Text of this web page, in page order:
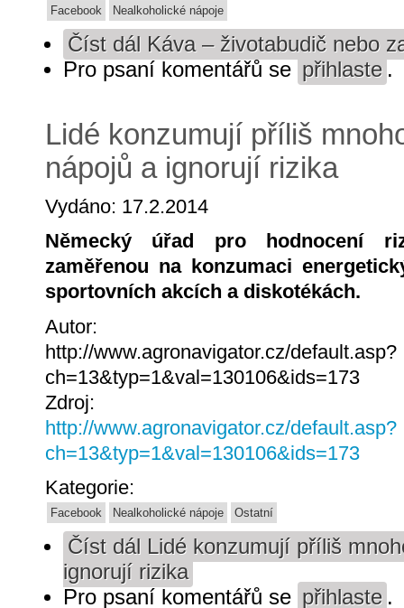
Facebook Nealkoholické nápoje
Číst dál Káva – životabudič nebo
Pro psaní komentářů se přihlaste .
Lidé konzumují příliš
nápojů a ignorují rizika
Vydáno: 17.2.2014
Německý úřad pro hodnocení
zaměřenou na konzumaci
sportovních akcích a diskotékách.
Autor:
http://www.agronavigator.cz/default.asp?
ch=13&typ=1&val=130106&ids=173
Zdroj:
http://www.agronavigator.cz/default.asp?
ch=13&typ=1&val=130106&ids=173
Kategorie:
Facebook Nealkoholické nápoje Ostatní
Číst dál Lidé konzumují příliš
ignorují rizika
Pro psaní komentářů se přihlaste .